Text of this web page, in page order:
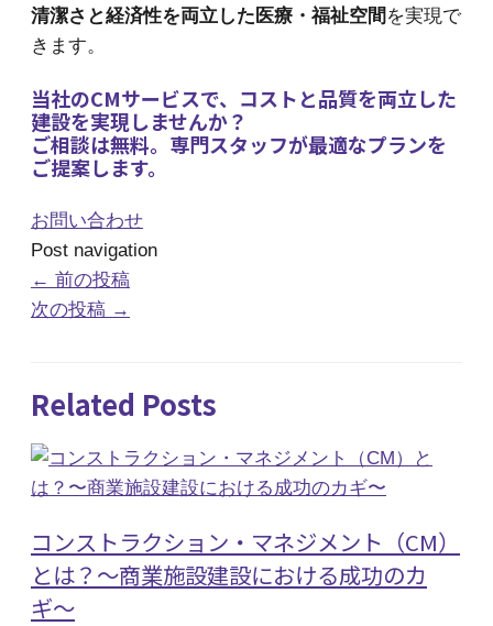
清潔さと経済性を両立した医療・福祉空間 を実現で
きます。
当社のCMサービスで、コストと品質を両立した
建設を実現しませんか？
ご相談は無料。専門スタッフが最適なプランを
ご提案します。
お問い合わせ
Post navigation
← 前の投稿
次の投稿 →
Related Posts
コンストラクション・マネジメント（CM）
とは？〜商業施設建設における成功のカ
ギ〜